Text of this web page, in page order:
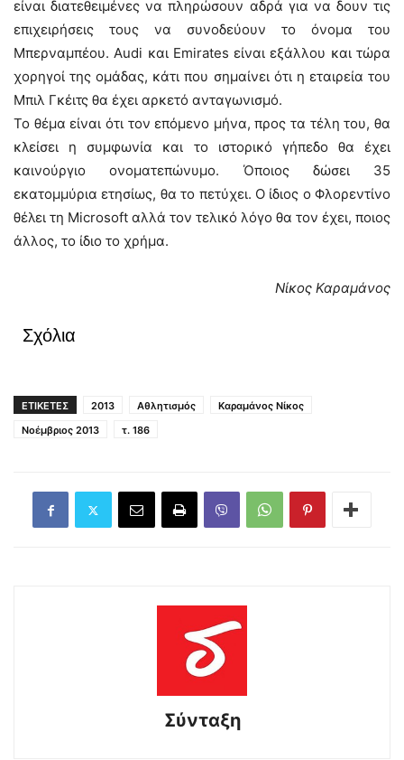
είναι διατεθειμένες να πληρώσουν αδρά για να δουν τις
επιχειρήσεις τους να συνοδεύουν το όνομα του
Μπερναμπέου. Audi και Emirates είναι εξάλλου και τώρα
χορηγοί της ομάδας, κάτι που σημαίνει ότι η εταιρεία του
Μπιλ Γκέιτς θα έχει αρκετό ανταγωνισμό.
Το θέμα είναι ότι τον επόμενο μήνα, προς τα τέλη του, θα
κλείσει η συμφωνία και το ιστορικό γήπεδο θα έχει
καινούργιο ονοματεπώνυμο. Όποιος δώσει 35
εκατομμύρια ετησίως, θα το πετύχει. Ο ίδιος ο Φλορεντίνο
θέλει τη Microsoft αλλά τον τελικό λόγο θα τον έχει, ποιος
άλλος, το ίδιο το χρήμα.
Νίκος Καραμάνος
Σχόλια
ΕΤΙΚΕΤΕΣ 2013 Αθλητισμός
Καραμάνος Νίκος
Νοέμβριος 2013
τ. 186
Σύνταξη